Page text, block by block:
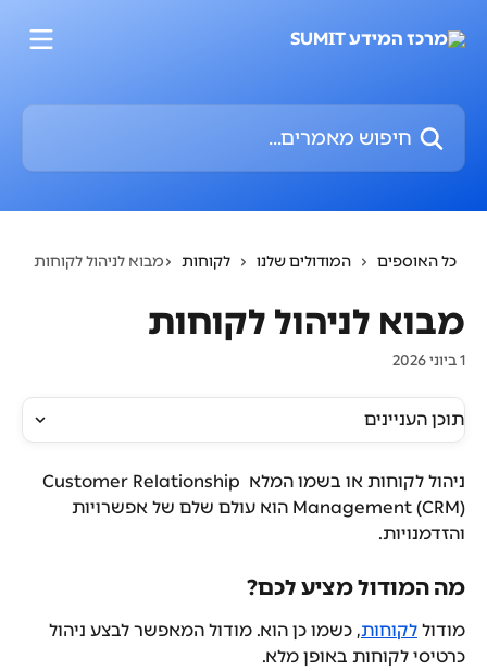
חיפוש מאמרים...
כל האוספים המודולים שלנו לקוחות מבוא לניהול לקוחות
מבוא לניהול לקוחות
1 ביוני 2026
תוכן העניינים
ניהול לקוחות או בשמו המלא Customer Relationship
Management (CRM) הוא עולם שלם של אפשרויות
והזדמנויות.
מה המודול מציע לכם?
מודול לקוחות, כשמו כן הוא. מודול המאפשר לבצע ניהול
כרטיסי לקוחות באופן מלא.